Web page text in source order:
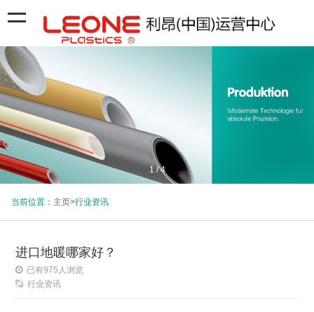
1 /4
当前位置： 主页>行业资讯
进口地暖哪家好？
已有975 人浏览
行业资讯